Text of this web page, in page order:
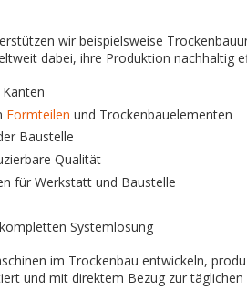
wir beispielsweise
dabei, ihre Produktion nachhaltig
Formteilen und Trockenbauelementen
Baustelle
Qualität
für Werkstatt und Baustelle
Systemlösung
im Trockenbau entwickeln,
und mit direktem Bezug zur